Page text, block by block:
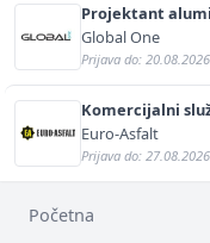
Projektant
Global One
Prijava do:
Komercijalni
Euro-Asfalt
Prijava do:
Početna